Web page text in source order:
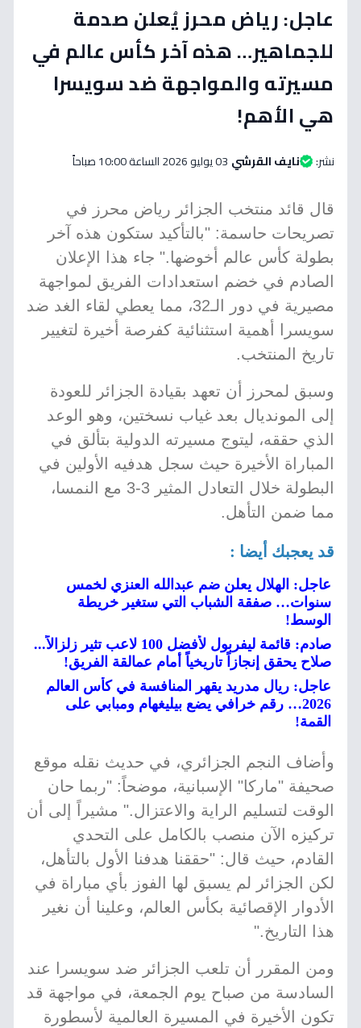
عاجل: رياض محرز يُعلن صدمة
للجماهير… هذه آخر كأس عالم في
مسيرته والمواجهة ضد سويسرا
هي الأهم!
نشر: نايف القرشي 03 يوليو 2026 الساعة 10:00 صباحاً
قال قائد منتخب الجزائر رياض محرز في
تصريحات حاسمة: "بالتأكيد ستكون هذه آخر
بطولة كأس عالم أخوضها." جاء هذا الإعلان
الصادم في خضم استعدادات الفريق لمواجهة
مصيرية في دور الـ32، مما يعطي لقاء الغد ضد
سويسرا أهمية استثنائية كفرصة أخيرة لتغيير
تاريخ المنتخب.
وسبق لمحرز أن تعهد بقيادة الجزائر للعودة
إلى المونديال بعد غياب نسختين، وهو الوعد
الذي حققه، ليتوج مسيرته الدولية بتألق في
المباراة الأخيرة حيث سجل هدفيه الأولين في
البطولة خلال التعادل المثير 3-3 مع النمسا،
مما ضمن التأهل.
قد يعجبك أيضا :
عاجل: الهلال يعلن ضم عبدالله العنزي لخمس
سنوات… صفقة الشباب التي ستغير خريطة
الوسط!
صادم: قائمة ليفربول لأفضل 100 لاعب تثير زلزالاً...
صلاح يحقق إنجازاً تاريخياً أمام عمالقة الفريق!
عاجل: ريال مدريد يقهر المنافسة في كأس العالم
2026… رقم خرافي يضع بيليغهام ومبابي على
القمة!
وأضاف النجم الجزائري، في حديث نقله موقع
صحيفة "ماركا" الإسبانية، موضحاً: "ربما حان
الوقت لتسليم الراية والاعتزال." مشيراً إلى أن
تركيزه الآن منصب بالكامل على التحدي
القادم، حيث قال: "حققنا هدفنا الأول بالتأهل،
لكن الجزائر لم يسبق لها الفوز بأي مباراة في
الأدوار الإقصائية بكأس العالم، وعلينا أن نغير
هذا التاريخ."
ومن المقرر أن تلعب الجزائر ضد سويسرا عند
السادسة من صباح يوم الجمعة، في مواجهة قد
تكون الأخيرة في المسيرة العالمية لأسطورة